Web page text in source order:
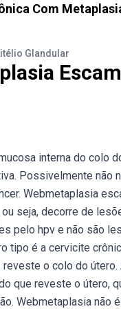
Com
Glandular
interna do colo
Possivelmente não
Webmetaplasia
seja, decorre de
pelo hpv e não são
tipo é a cervicite
o colo do
que reveste o útero,
Webmetaplasia não